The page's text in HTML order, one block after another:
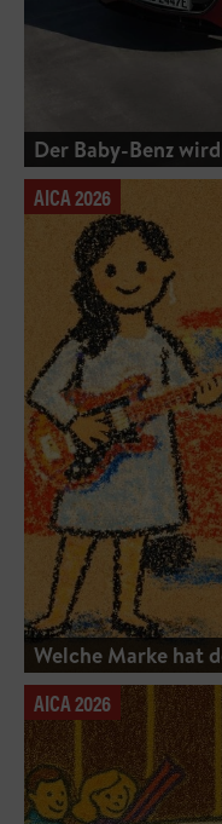
Der Baby-Benz
AICA 2026
Welche Marke hat
AICA 2026